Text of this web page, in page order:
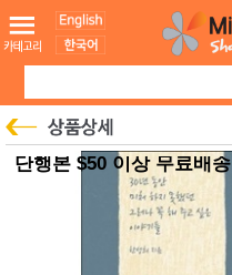
도 어린이
청소년
컬러링
만화
한국학
습지
MissyShop
Login
단행본 $50 이상 무료배송